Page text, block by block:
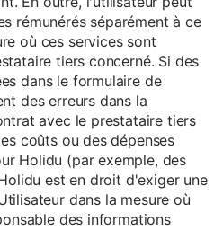
rémunérés séparément à ce
où ces services sont
tiers concerné. Si des
dans le formulaire de
des erreurs dans la
avec le prestataire tiers
coûts ou des dépenses
Holidu (par exemple, des
est en droit d'exiger une
dans la mesure où
des informations